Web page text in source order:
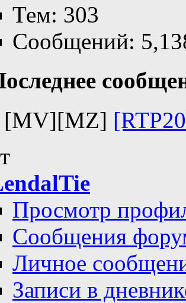
Тем: 303
Сообщений:
[MV][MZ]
Просмотр
Сообщения
Личное
Записи в